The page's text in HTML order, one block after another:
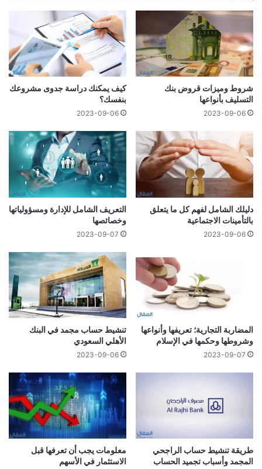
شروط وميزات قروض بنك
التسليف بأنواعها
2023-09-06
كيف يمكنك دراسة جدوى مشروعك
بنفسك؟
2023-09-06
دليلك الشامل لفهم كل ما يتعلق
بالتأمينات الاجتماعية
2023-09-06
التعريف الشامل للإدارة ومسؤولياتها
وخصائصها
2023-09-07
المضاربة التجارية؛ تعريفها وأنواعها
وشروطها وحكمها في الإسلام
2023-09-07
تنشيط حساب مجمد في البنك
الأهلي السعودي
2023-09-06
طريقة تنشيط حساب الراجحي
المجمد وأسباب تجميد الحساب
معلومات يجب أن تعرفها قبل
الاستثمار في الأسهم